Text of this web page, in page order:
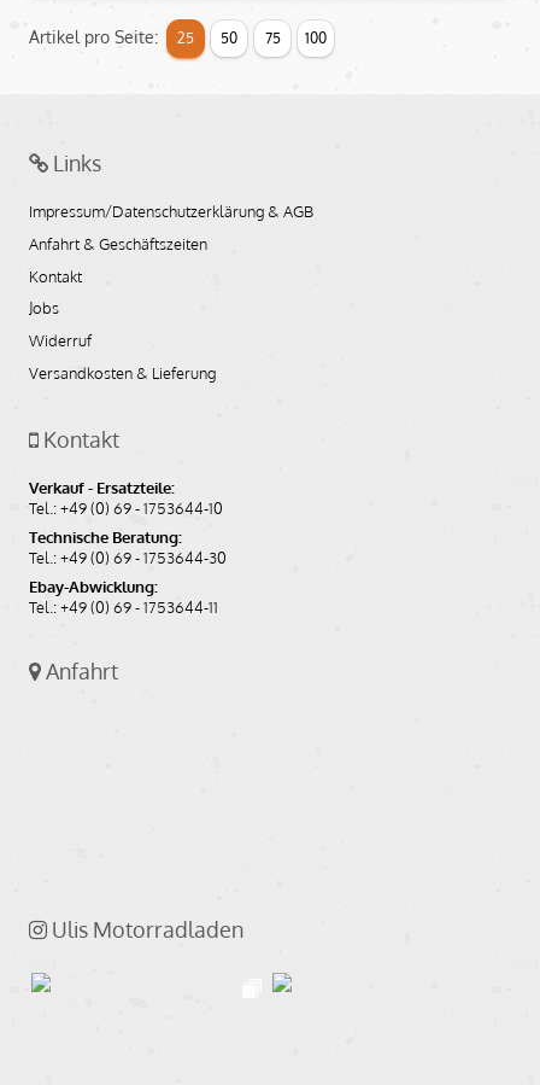
Artikel pro Seite: 25 50 75 100
Links
Impressum/Datenschutzerklärung & AGB
Anfahrt & Geschäftszeiten
Kontakt
Jobs
Widerruf
Versandkosten & Lieferung
Kontakt
Verkauf - Ersatzteile:
Tel.: +49 (0) 69 - 1753644-10
Technische Beratung:
Tel.: +49 (0) 69 - 1753644-30
Ebay-Abwicklung:
Tel.: +49 (0) 69 - 1753644-11
Anfahrt
Ulis Motorradladen